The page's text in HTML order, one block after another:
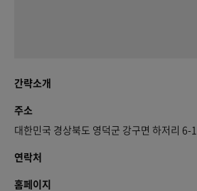
간략소개
주소
대한민국 경상북도 영덕군 강구면 하저리 6-1
연락처
홈페이지